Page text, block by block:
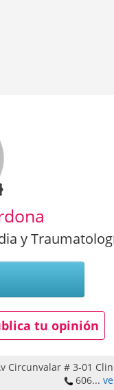
y
tu opinión
Circunvalar # 3-01
606...